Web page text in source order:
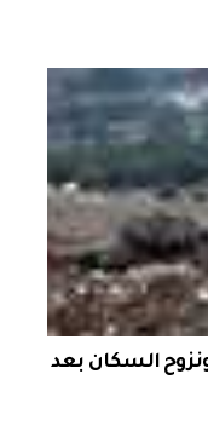
السكان بعد